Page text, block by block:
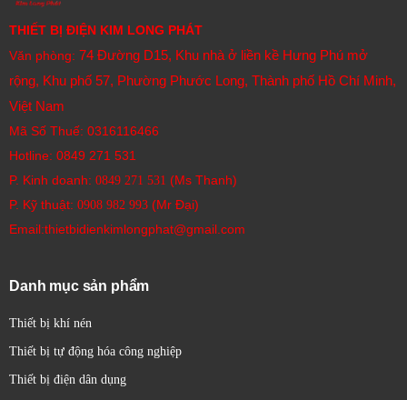
THIẾT BỊ ĐIỆN KIM LONG PHÁT
Văn phòng: 74 Đường D15, Khu nhà ở liền kề Hưng Phú mở
rộng, Khu phố 57, Phường Phước Long, Thành phố Hồ Chí Minh,
Việt Nam
Mã Số Thuế: 0316116466
Hotline: 0849 271 531
P. Kinh doanh: 0849 271 531 (Ms Thanh)
P. Kỹ thuật: 0908 982 993​ (Mr Đại)
Email:thietbidienkimlongphat@gmail.com
Danh mục sản phẩm
Thiết bị khí nén
Thiết bị tự động hóa công nghiệp
Thiết bị điện dân dụng